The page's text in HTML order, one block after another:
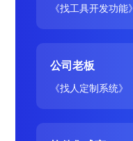
《找工具开发功能》
公司老板
《找人定制系统》